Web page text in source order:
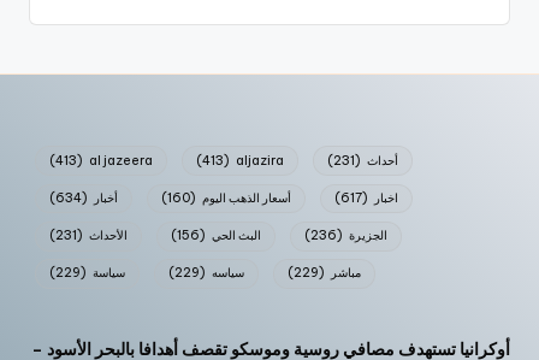
al jazeera
(413) aljazira
(413) أحداث (231)
أخبار (634) أسعار الذهب اليوم (160) اخبار (617)
الأحداث (231) البث الحي (156) الجزيرة (236)
سياسة (229) سياسه (229) مباشر (229)
أوكرانيا تستهدف مصافي روسية وموسكو تقصف أهدافا بالبحر الأسود –